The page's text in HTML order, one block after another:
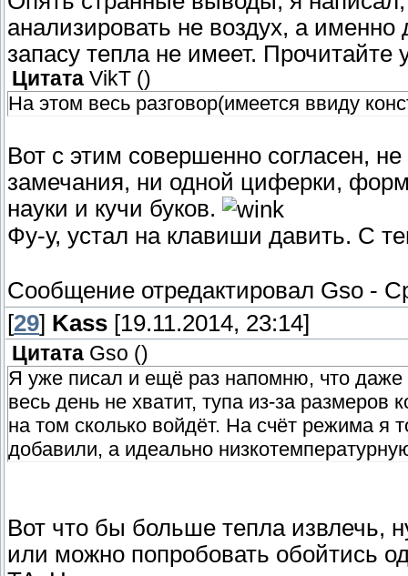
анализировать не воздух, а именно
запасу тепла не имеет. Прочитайте
Цитата VikT ()
На этом весь разговор(имеется ввиду
Вот с этим совершенно согласен, не
замечания, ни одной циферки,
науки и кучи буков.
Фу-у, устал на клавиши давить. С
Сообщение отредактировал Gso -
[29] Kass [19.11.2014, 23:14]
Цитата Gso ()
Я уже писал и ещё раз напомню, что даже
весь день не хватит, тупа из-за размеров
на том сколько войдёт. На счёт режима
добавили, а идеально
Вот что бы больше тепла извлечь,
или можно попробовать обойтись